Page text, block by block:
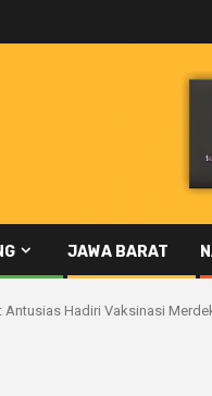
JAWA BARAT
Antusias Hadiri Vaksinasi